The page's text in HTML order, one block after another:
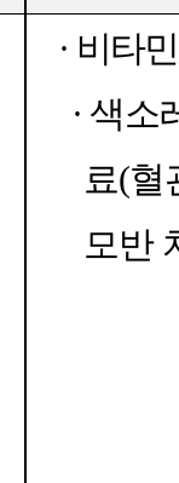
· 비타
· 색소
료(혈
모반